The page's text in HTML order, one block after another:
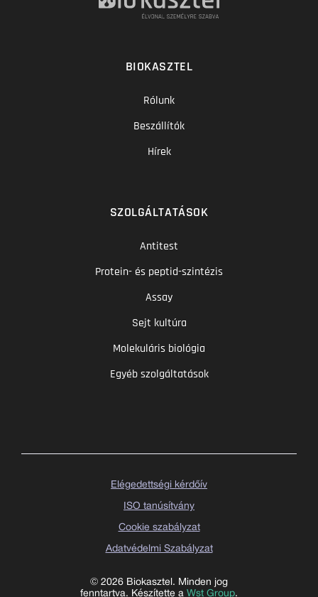
BIOKASZTEL
Rólunk
Beszállítók
Hírek
SZOLGÁLTATÁSOK
Antitest
Protein- és peptid-szintézis
Assay
Sejt kultúra
Molekuláris biológia
Egyéb szolgáltatások
© 2026 Biokasztel. Minden jog
fenntartva. Készítette a Wst Group.
Elégedettségi kérdőív
ISO tanúsítvány
Cookie szabályzat
Adatvédelmi Szabályzat